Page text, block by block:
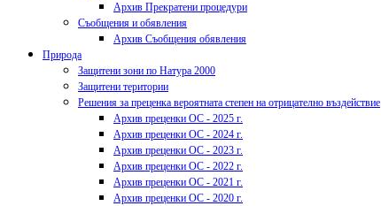
Архив Прекратени процедури
Съобщения и обявления
Архив Съобщения обявления
Природа
Защитени зони по Натура 2000
Защитени територии
Решения за преценка вероятната степен на отрицателно въздействие
Архив преценки ОС - 2025 г.
Архив преценки ОС - 2024 г.
Архив преценки ОС - 2023 г.
Архив преценки ОС - 2022 г.
Архив преценки ОС - 2021 г.
Архив преценки ОС - 2020 г.